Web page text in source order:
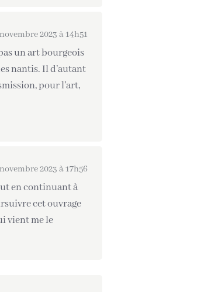
2023 à 14h51
un art bourgeois
nantis. Il d’autant
pour l’art,
2023 à 17h56
en continuant à
cet ouvrage
vient me le